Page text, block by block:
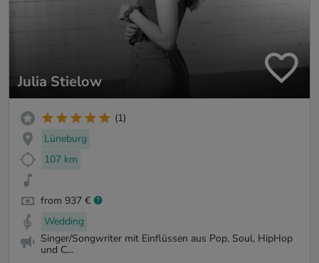
Julia Stielow
(1)
Lüneburg
107 km
from 937 €
Wedding
Singer/Songwriter mit Einflüssen aus Pop, Soul, HipHop
und C...